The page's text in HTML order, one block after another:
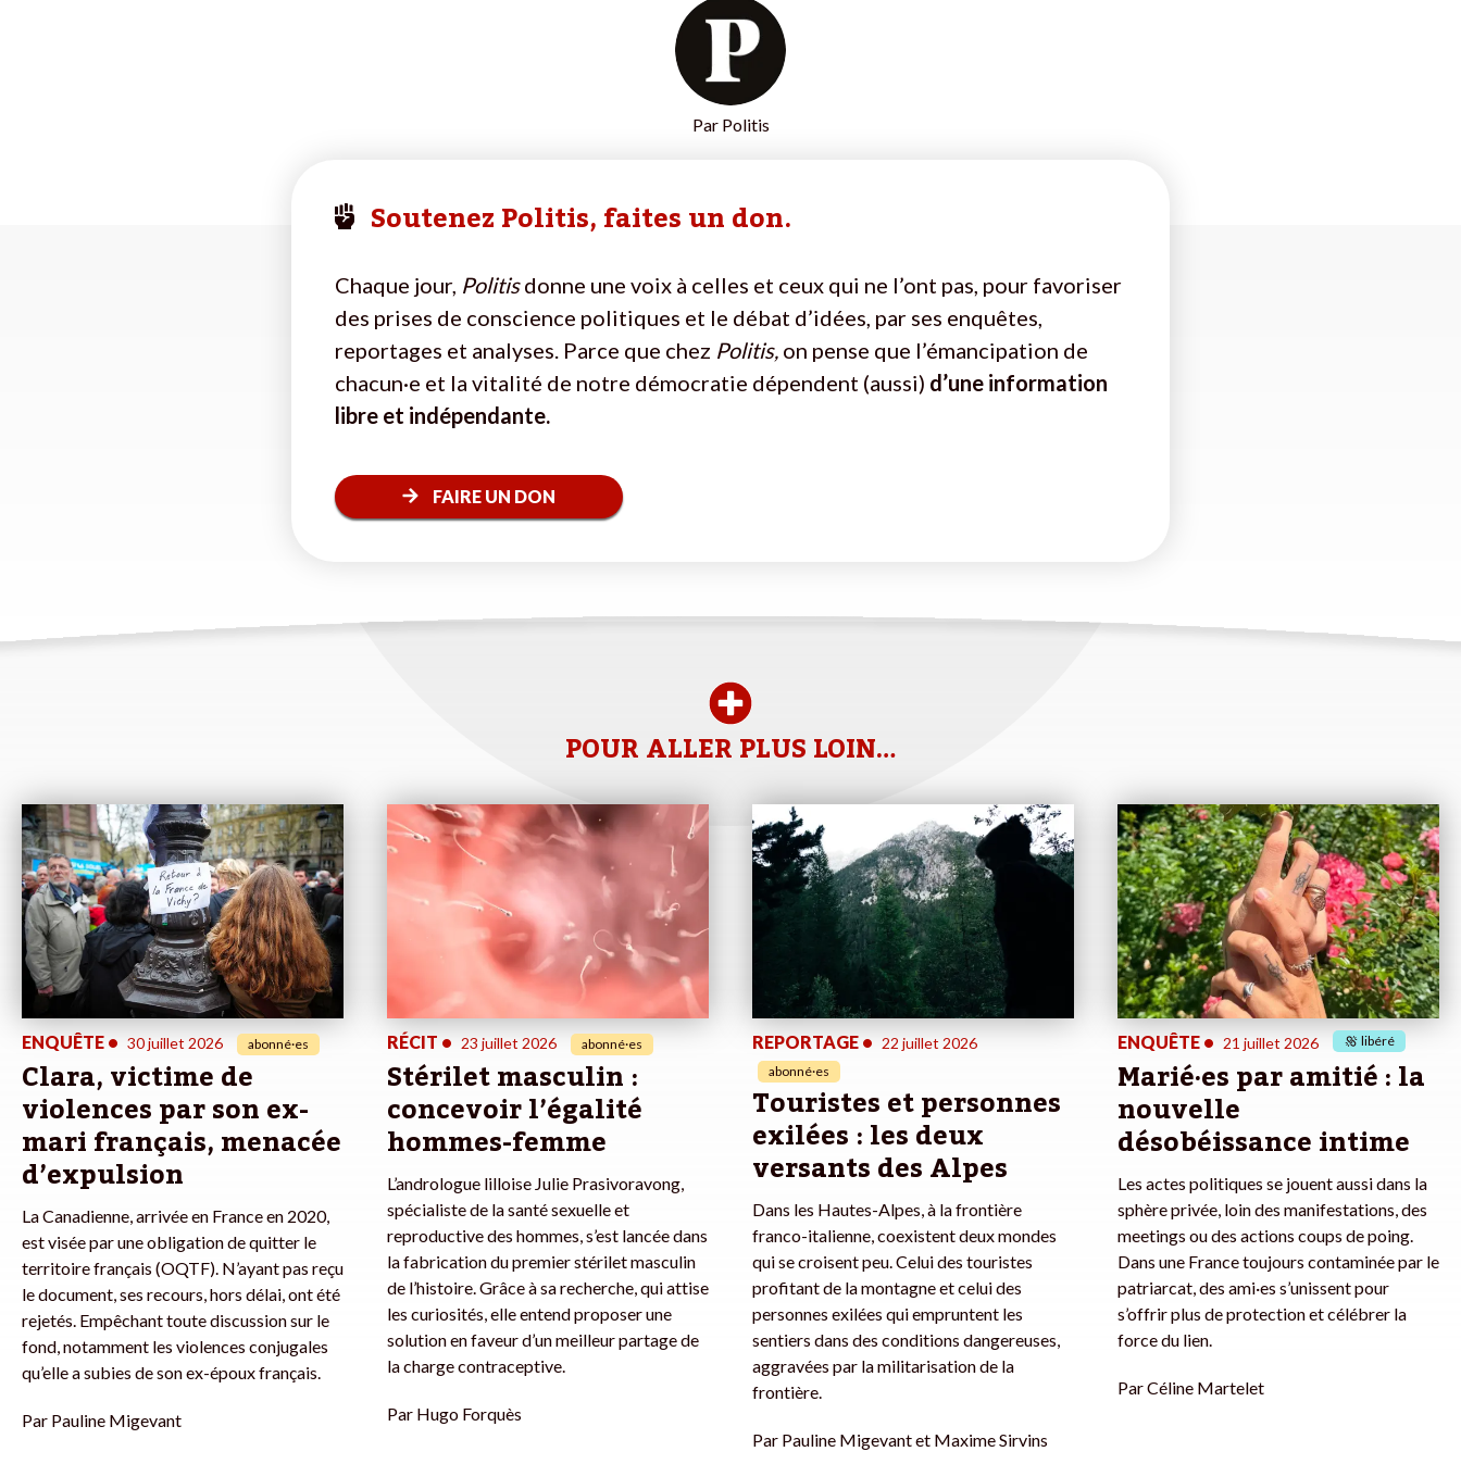
Par Politis
Soutenez Politis, faites un don.
Chaque jour, Politisdonne une voix à celles et ceux qui ne l’ont pas, pour favoriser
des prises de conscience politiques et le débat d’idées, par ses enquêtes,
reportages et analyses. Parce que chez Politis, on pense que l’émancipation de
chacun·e et la vitalité de notre démocratie dépendent (aussi) d’une information
libre et indépendante.
FAIRE UN DON
POUR ALLER PLUS LOIN…
ENQUÊTE • 30 juillet 2026 abonné·es
Clara, victime de
violences par son ex-
mari français, menacée
d’expulsion
La Canadienne, arrivée en France en 2020,
est visée par une obligation de quitter le
territoire français (OQTF). N’ayant pas reçu
le document, ses recours, hors délai, ont été
rejetés. Empêchant toute discussion sur le
fond, notamment les violences conjugales
qu’elle a subies de son ex-époux français.
Par Pauline Migevant
RÉCIT • 23 juillet 2026 abonné·es
Stérilet masculin :
concevoir l’égalité
hommes-femme
L’andrologue lilloise Julie Prasivoravong,
spécialiste de la santé sexuelle et
reproductive des hommes, s’est lancée dans
la fabrication du premier stérilet masculin
de l’histoire. Grâce à sa recherche, qui attise
les curiosités, elle entend proposer une
solution en faveur d’un meilleur partage de
la charge contraceptive.
Par Hugo Forquès
REPORTAGE • 22 juillet 2026
abonné·es
Touristes et personnes
exilées : les deux
versants des Alpes
Dans les Hautes-Alpes, à la frontière
franco-italienne, coexistent deux mondes
qui se croisent peu. Celui des touristes
profitant de la montagne et celui des
personnes exilées qui empruntent les
sentiers dans des conditions dangereuses,
aggravées par la militarisation de la
frontière.
Par Pauline Migevant et Maxime Sirvins
ENQUÊTE • 21 juillet 2026 libéré
Marié·es par amitié : la
nouvelle
désobéissance intime
Les actes politiques se jouent aussi dans la
sphère privée, loin des manifestations, des
meetings ou des actions coups de poing.
Dans une France toujours contaminée par le
patriarcat, des ami·es s’unissent pour
s’offrir plus de protection et célébrer la
force du lien.
ParCéline Martelet